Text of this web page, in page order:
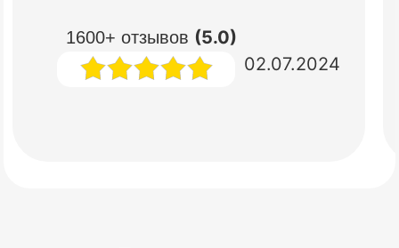
1600+ отзывов (5.0)
02.07.2024